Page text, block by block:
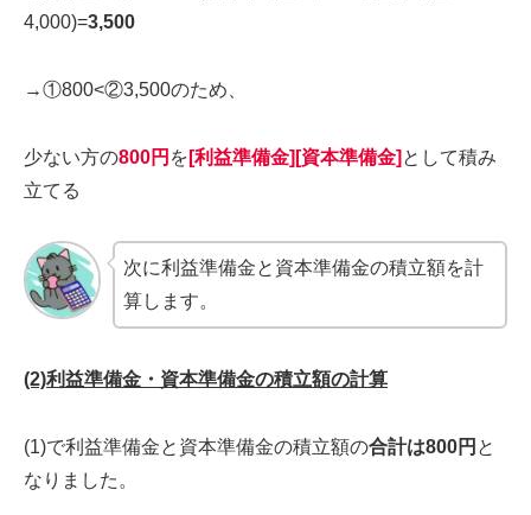
4,000)=3,500
→①800<②3,500のため、
少ない方の800円 を [利益準備金][資本準備金] として積み
立てる
次に利益準備金と資本準備金の積立額を計
算します。
(2)利益準備金・資本準備金の積立額の計算
(1)で利益準備金と資本準備金の積立額の合計は800円 と
なりました。